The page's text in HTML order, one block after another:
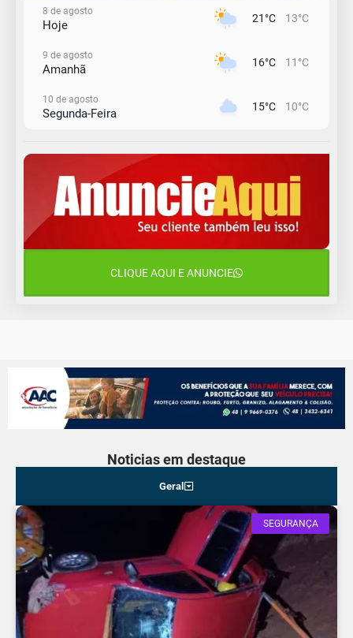
8 de agosto
Hoje 21°C 13°C
9 de agosto
Amanhã 16°C 11°C
10 de agosto
Segunda-Feira 15°C 10°C
Terça-Feira 13°C 11°C
12 de agosto
Quarta-Feira
Quinta-Feira
CLIQUE AQUI E ANUNCIE
Noticias em destaque
Geral
SEGURANÇA